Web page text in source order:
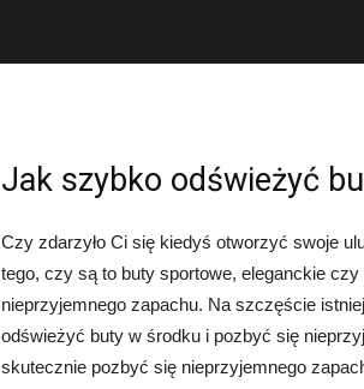
Jak szybko odświeżyć
Czy zdarzyło Ci się kiedyś otworzyć swoje
tego, czy są to buty sportowe, eleganckie
nieprzyjemnego zapachu. Na szczęście
odświeżyć buty w środku i pozbyć się
skutecznie pozbyć się nieprzyjemnego